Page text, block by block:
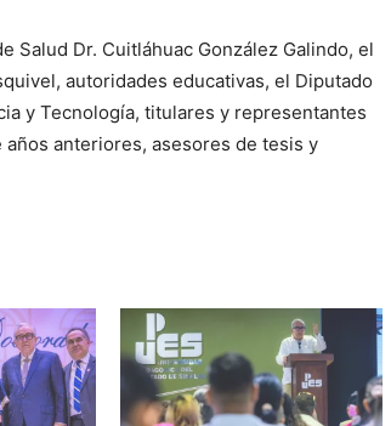
Salud Dr. Cuitláhuac González Galindo, el
autoridades educativas, el Diputado
y Tecnología, titulares y representantes
años anteriores, asesores de tesis y